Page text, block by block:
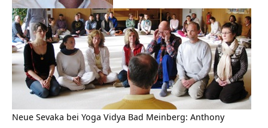
Neue Sevaka bei Yoga Vidya Bad Meinberg: Anthony